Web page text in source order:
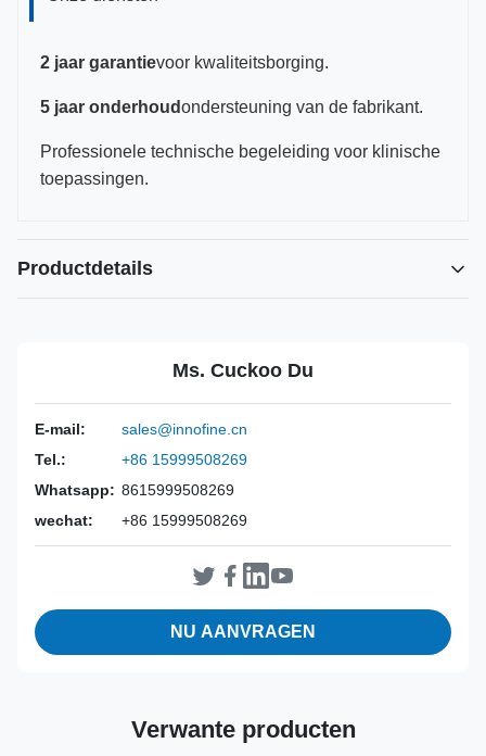
2 jaar garantievoor kwaliteitsborging.
5 jaar onderhoudondersteuning van de fabrikant.
Professionele technische begeleiding voor klinische
toepassingen.
Productdetails
2 jaar
Inst Class:
Klasse I
Certificate:
CE, ISO 13485, FDA-gecertificeerd
Sterilization
Method:
Desinfectie of autoclaaf
Ms. Cuckoo Du
E-mail:
sales@innofine.cn
Tel.:
+86 15999508269
Whatsapp: 8615999508269
wechat:
+86 15999508269
NU AANVRAGEN
Verwante producten